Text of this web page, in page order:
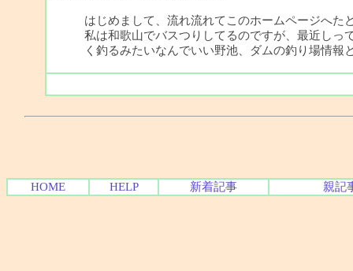
はじめまして、流れ流れてこのホームページへた
私は和歌山でバスつりしてるのですが、最近しっ
く釣るみたいなんでいい野池、ダムの釣り場情報
HOME HELP 新着記事 親記